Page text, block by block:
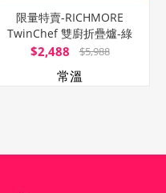
限量特賣-RICHMORE
TwinChef 雙廚折疊爐-綠
(平烤盤+圓格盤雙盤組)
$2,488 $5,988
常溫